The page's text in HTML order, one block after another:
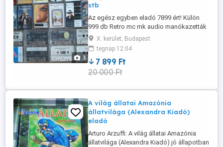
3
stb
Az egész egyben eladó 7899 ért! Külön
999 db Retro mc mk audio manókazetták
vegyesen magnokazetta: kabaré, pop,
operett, magyar nóta, komolyzene,
filmzene stb. - Princess - Hegedűvarázs
Violin magic -Gregorian - Masters of chant
capter - La grande classica - Beethoven -
X. kerület, Budapest
tegnap 12:04
7 899 Ft
20 000 Ft
A világ állatai Amazónia
állatvilága (Alexandra Kiadó)
eladó
Arturo Arzuffi: A világ állatai Amazónia
állatvilága (Alexandra Kiadó) jó állapotban